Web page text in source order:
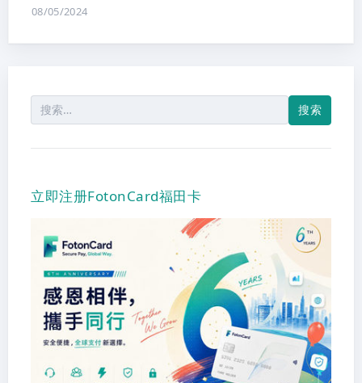
08/05/2024
索：
立即注册FotonCard福田卡